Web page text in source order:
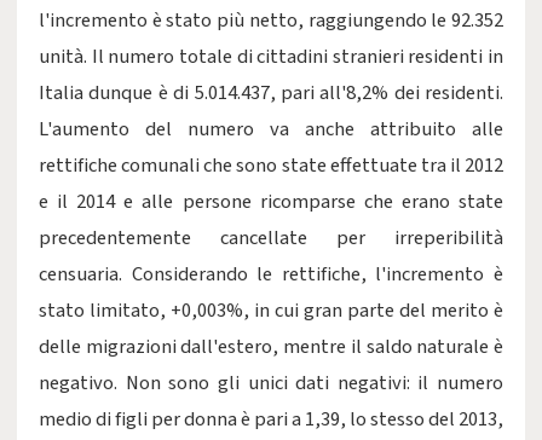
l'incremento è stato più netto, raggiungendo le 92.352
unità. Il numero totale di cittadini stranieri residenti in
Italia dunque è di 5.014.437, pari all'8,2% dei residenti.
L'aumento del numero va anche attribuito alle
rettifiche comunali che sono state effettuate tra il 2012
e il 2014 e alle persone ricomparse che erano state
precedentemente cancellate per irreperibilità
censuaria. Considerando le rettifiche, l'incremento è
stato limitato, +0,003%, in cui gran parte del merito è
delle migrazioni dall'estero, mentre il saldo naturale è
negativo. Non sono gli unici dati negativi: il numero
medio di figli per donna è pari a 1,39, lo stesso del 2013,